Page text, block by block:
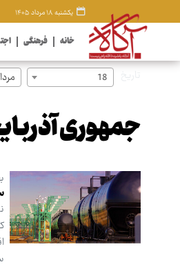
یکشنبه ۱۸ مرداد ۱۴۰۵
خانه فرهنگی
18
جمهوری